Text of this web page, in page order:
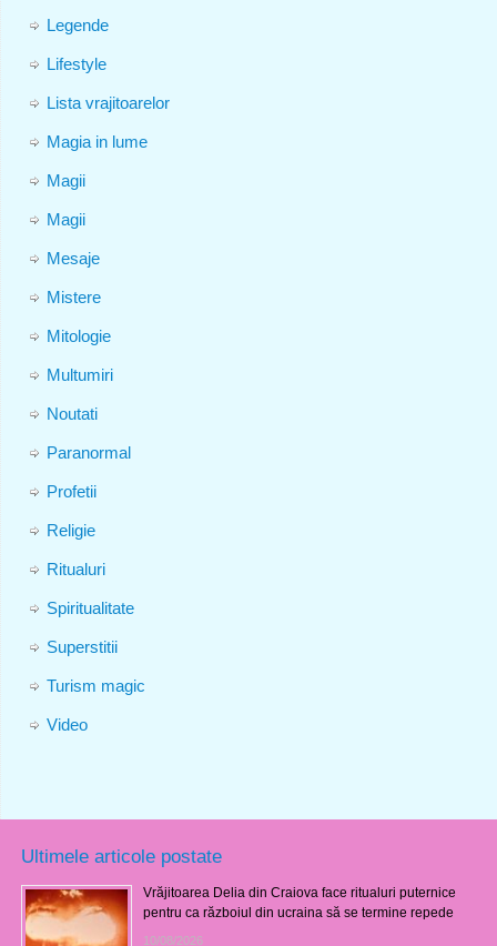
Legende
Lifestyle
Lista vrajitoarelor
Magia in lume
Magii
Magii
Mesaje
Mistere
Mitologie
Multumiri
Noutati
Paranormal
Profetii
Religie
Ritualuri
Spiritualitate
Superstitii
Turism magic
Video
Ultimele articole postate
Vrăjitoarea Delia din Craiova face ritualuri puternice
pentru ca războiul din ucraina să se termine repede
10/08/2026